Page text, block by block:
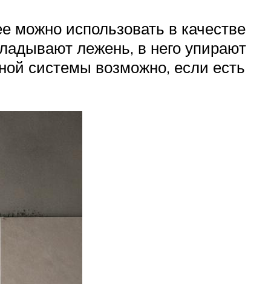
можно использовать в качестве
лежень, в него упирают
системы возможно, если есть